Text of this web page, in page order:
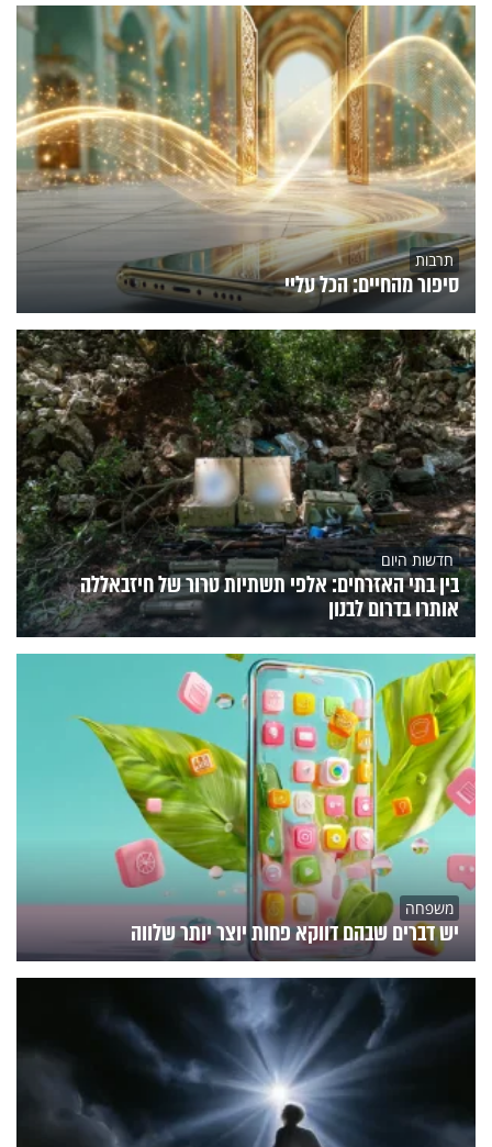
תרבות
סיפור מהחיים: הכל עליי
חדשות היום
בין בתי האזרחים: אלפי תשתיות טרור של חיזבאללה
אותרו בדרום לבנון
משפחה
יש דברים שבהם דווקא פחות יוצר יותר שלווה